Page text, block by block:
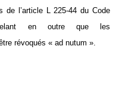
de l’article L 225-44 du Code
en outre que les
révoqués « ad nutum ».